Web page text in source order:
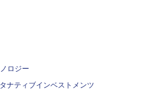
ロジー
ナティブインベストメンツ